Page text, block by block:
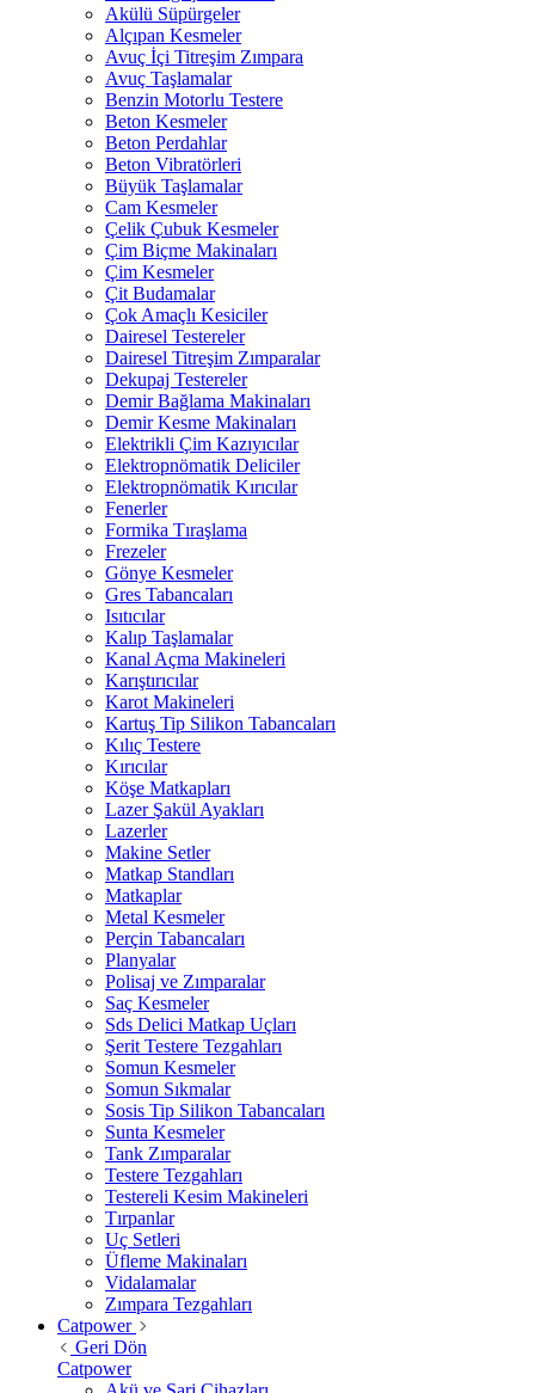
Akülü Süpürgeler
Alçıpan Kesmeler
Avuç İçi Titreşim Zımpara
Avuç Taşlamalar
Benzin Motorlu Testere
Beton Kesmeler
Beton Perdahlar
Beton Vibratörleri
Büyük Taşlamalar
Cam Kesmeler
Çelik Çubuk Kesmeler
Çim Biçme Makinaları
Çim Kesmeler
Çit Budamalar
Çok Amaçlı Kesiciler
Dairesel Testereler
Dairesel Titreşim Zımparalar
Dekupaj Testereler
Demir Bağlama Makinaları
Demir Kesme Makinaları
Elektrikli Çim Kazıyıcılar
Elektropnömatik Deliciler
Elektropnömatik Kırıcılar
Fenerler
Formika Tıraşlama
Frezeler
Gönye Kesmeler
Gres Tabancaları
Isıtıcılar
Kalıp Taşlamalar
Kanal Açma Makineleri
Karıştırıcılar
Karot Makineleri
Kartuş Tip Silikon Tabancaları
Kılıç Testere
Kırıcılar
Köşe Matkapları
Lazer Şakül Ayakları
Lazerler
Makine Setler
Matkap Standları
Matkaplar
Metal Kesmeler
Perçin Tabancaları
Planyalar
Polisaj ve Zımparalar
Saç Kesmeler
Sds Delici Matkap Uçları
Şerit Testere Tezgahları
Somun Kesmeler
Somun Sıkmalar
Sosis Tip Silikon Tabancaları
Sunta Kesmeler
Tank Zımparalar
Testere Tezgahları
Testereli Kesim Makineleri
Tırpanlar
Uç Setleri
Üfleme Makinaları
Vidalamalar
Zımpara Tezgahları
Catpower
Geri Dön
Catpower